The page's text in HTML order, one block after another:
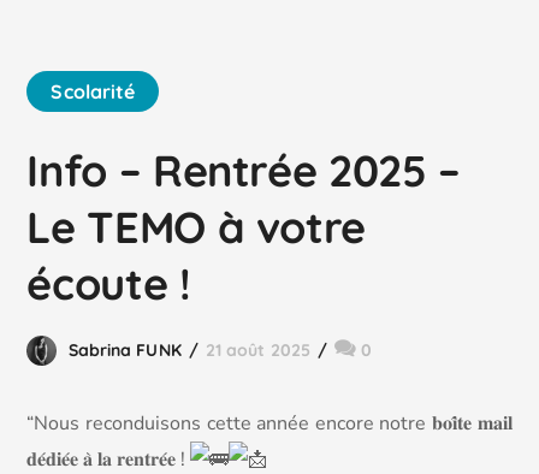
Scolarité
Info – Rentrée 2025 –
Le TEMO à votre
écoute !
Sabrina FUNK 21 août 2025 0
“Nous reconduisons cette année encore notre 𝐛𝐨𝐢̂𝐭𝐞 𝐦𝐚𝐢𝐥
𝐝𝐞́𝐝𝐢𝐞́𝐞 𝐚̀ 𝐥𝐚 𝐫𝐞𝐧𝐭𝐫𝐞́𝐞 !